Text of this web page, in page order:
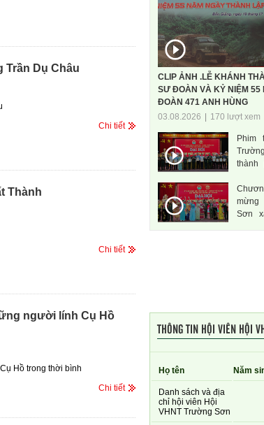
Trần Dụ Châu
Chi tiết
Thành
Chi tiết
người lính Cụ Hồ
Hồ trong thời bình
Chi tiết
CLIP ẢNH .LỄ KHÁNH
SƯ ĐOÀN VÀ KỶ NIỆM 55
ĐOÀN 471 ANH HÙNG
03.08.2026
170 lượt xem
Phim
Sơn
THÔNG TIN HỘI VIÊN HỘI
Họ tên Năm
Danh sách và địa
chỉ hội viên Hội
VHNT Trường Sơn